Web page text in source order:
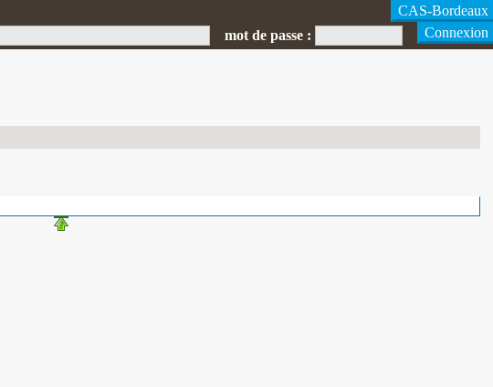
mot de passe :